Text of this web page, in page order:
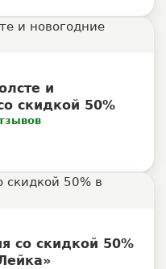
и
скидкой 50%
со скидкой 50%